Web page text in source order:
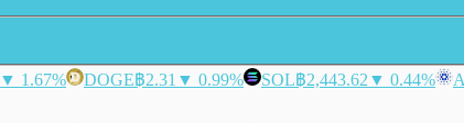
▼ 1.67% DOGE฿2.31 ▼ 0.99% SOL฿2,443.62 ▼ 0.44%